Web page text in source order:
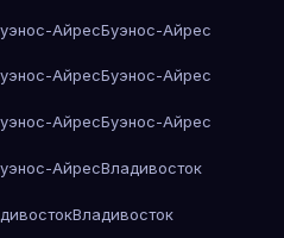
АйресБуэнос-Айрес
АйресБуэнос-Айрес
АйресБуэнос-Айрес
АйресВладивосток
Владивосток